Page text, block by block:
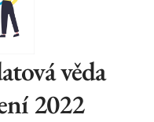
věda
2022